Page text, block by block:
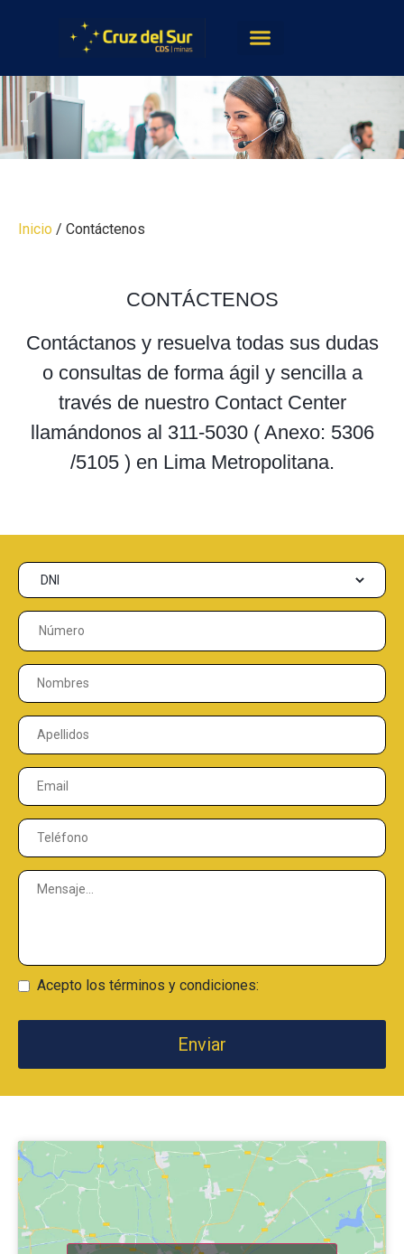
Inicio / Contáctenos
CONTÁCTENOS
Contáctanos y resuelva todas sus dudas
o consultas de forma ágil y sencilla a
través de nuestro Contact Center
llamándonos al 311-5030 ( Anexo: 5306
/5105 ) en Lima Metropolitana.
Acepto los términos y condiciones: